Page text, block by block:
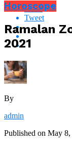
Share
Tweet
Horoscope
Ramalan
2021
By
admin
Published on May 8,